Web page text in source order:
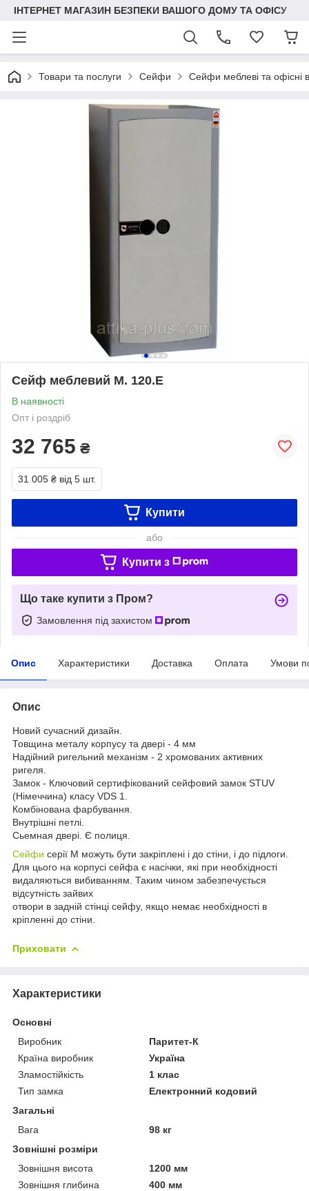
ІНТЕРНЕТ МАГАЗИН БЕЗПЕКИ ВАШОГО ДОМУ ТА ОФІСУ
Товари та послуги Сейфи Сейфи меблеві та офісні
Сейф меблевий М. 120.Е
В наявності
Опт і роздріб
32 765 ₴
31 005 ₴ від 5 шт.
Купити
або
Купити з
Що таке купити з Пром?
Замовлення під захистом
Опис Характеристики Доставка Оплата Умови
Опис
Новий сучасний дизайн.
Товщина металу корпусу та двері - 4 мм
Надійний ригельний механізм - 2 хромованих активних
ригеля.
Замок - Ключовий сертифікований сейфовий замок STUV
(Німеччина) класу VDS 1.
Комбінована фарбування.
Внутрішні петлі.
Сьемная двері. Є полиця.
Сейфи серії М можуть бути закріплені і до стіни, і до підлоги.
Для цього на корпусі сейфа є насічки, які при необхідності
видаляються вибиванням. Таким чином забезпечується
відсутність зайвих
отвори в задній стінці сейфу, якщо немає необхідності в
кріпленні до стіни.
Приховати
Характеристики
Основні
Виробник
Паритет-К
Країна виробник
Україна
Зламостійкість
1 клас
Тип замка
Електронний кодовий
Загальні
Вага
98 кг
Зовнішні розміри
Зовнішня висота
1200 мм
Зовнішня глибина
400 мм